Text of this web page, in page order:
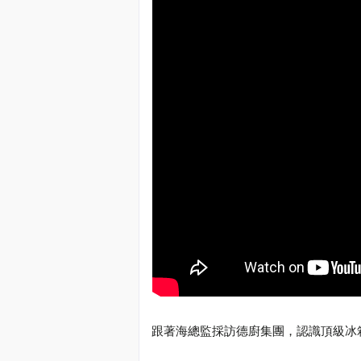
跟著海總監採訪德廚集團，認識頂級冰